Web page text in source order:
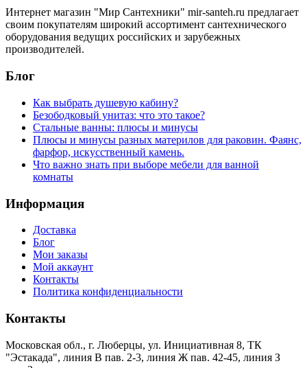
Интернет магазин "Мир Сантехники" mir-santeh.ru предлагает
своим покупателям широкий ассортимент сантехнического
оборудования ведущих российских и зарубежных
производителей.
Блог
Как выбрать душевую кабину?
Безободковый унитаз: что это такое?
Стальные ванны: плюсы и минусы
Плюсы и минусы разных материлов для раковин. Фаянс,
фарфор, искусственный камень.
Что важно знать при выборе мебели для ванной
комнаты
Информация
Доставка
Блог
Мои заказы
Мой аккаунт
Контакты
Политика конфиденциальности
Контакты
Московская обл., г. Люберцы, ул. Инициативная 8, ТК
"Эстакада", линия В пав. 2-3, линия Ж пав. 42-45, линия З